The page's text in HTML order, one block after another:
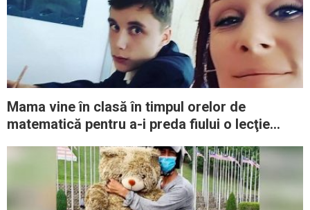
Mama vine în clasă în timpul orelor de
matematică pentru a-i preda fiului o lecţie